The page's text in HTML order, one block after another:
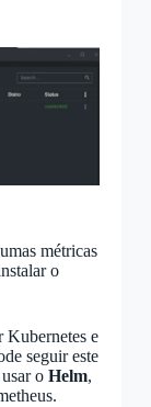
métricas
o
Kubernetes e
seguir este
o Helm,